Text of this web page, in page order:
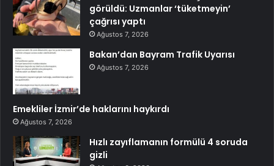
görüldü: Uzmanlar ‘tüketmeyin’
çağrısı yaptı
Ağustos 7, 2026
Bakan’dan Bayram Trafik Uyarısı
Ağustos 7, 2026
Emekliler İzmir’de haklarını haykırdı
Ağustos 7, 2026
Hızlı zayıflamanın formülü 4 soruda
gizli